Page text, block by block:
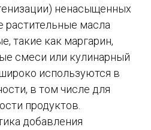
ненасыщенных
растительные масла
такие как маргарин,
смеси или кулинарный
используются в
в том числе для
продуктов.
добавления